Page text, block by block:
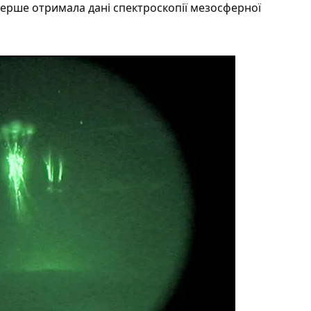
отримала дані спектроскопії мезосферної